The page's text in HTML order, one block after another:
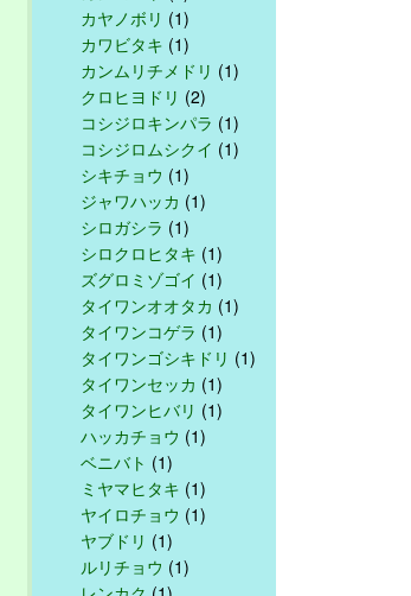
カヤノボリ (1)
カワビタキ (1)
カンムリチメドリ (1)
クロヒヨドリ (2)
コシジロキンパラ (1)
コシジロムシクイ (1)
シキチョウ (1)
ジャワハッカ (1)
シロガシラ (1)
シロクロヒタキ (1)
ズグロミゾゴイ (1)
タイワンオオタカ (1)
タイワンコゲラ (1)
タイワンゴシキドリ (1)
タイワンセッカ (1)
タイワンヒバリ (1)
ハッカチョウ (1)
ベニバト (1)
ミヤマヒタキ (1)
ヤイロチョウ (1)
ヤブドリ (1)
ルリチョウ (1)